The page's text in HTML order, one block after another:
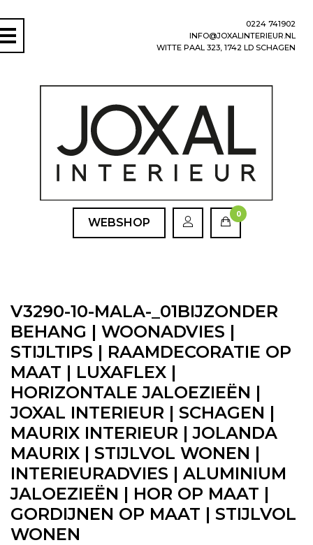
0224 741902
INFO@JOXALINTERIEUR.NL
WITTE PAAL 323, 1742 LD SCHAGEN
WEBSHOP
0
V3290-10-MALA-_01BIJZONDER
BEHANG | WOONADVIES |
STIJLTIPS | RAAMDECORATIE OP
MAAT | LUXAFLEX |
HORIZONTALE JALOEZIEËN |
JOXAL INTERIEUR | SCHAGEN |
MAURIX INTERIEUR | JOLANDA
MAURIX | STIJLVOL WONEN |
INTERIEURADVIES | ALUMINIUM
JALOEZIEËN | HOR OP MAAT |
GORDIJNEN OP MAAT | STIJLVOL
WONEN